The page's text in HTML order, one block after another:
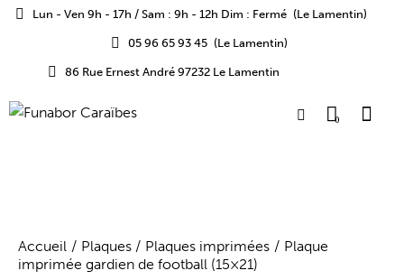
Lun - Ven 9h - 17h / Sam : 9h - 12h Dim : Fermé (Le Lamentin)
05 96 65 93 45 (Le Lamentin)
86 Rue Ernest André 97232 Le Lamentin
0
Accueil Plaques Plaques imprimées
Plaque
imprimée gardien de football (15×21)